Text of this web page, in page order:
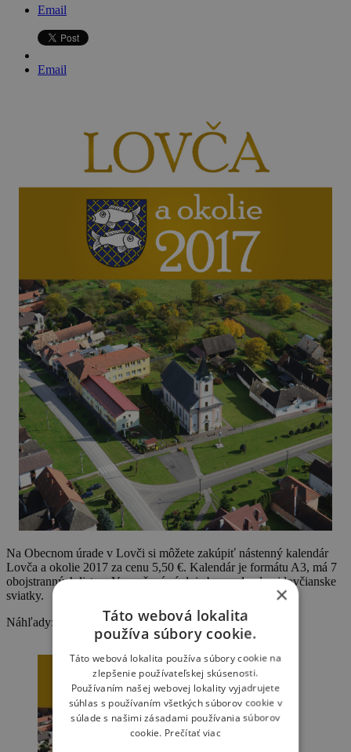
Email
Email
Na Obecnom úrade v Lovči si môžete zakúpiť nástenný kalendár
Lovča a okolie 2017 za cenu 5,50 €. Kalendár je formátu A3, má 7
obojstranných listov. Vyznačené sú dni zberu odpadu aj lovčianske
sviatky.
Náhľady:
×
Táto webová lokalita
používa súbory cookie.
Táto webová lokalita používa súbory cookie na
zlepšenie používateľskej skúsenosti.
Používaním našej webovej lokality vyjadrujete
súhlas s používaním všetkých súborov cookie v
súlade s našimi zásadami používania súborov
cookie. Prečítať viac